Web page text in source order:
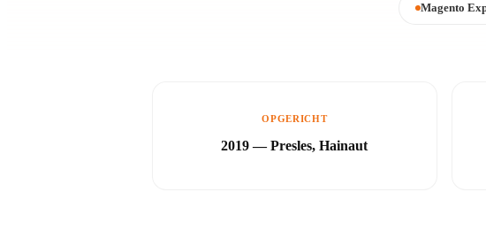
Magento
OPGERICHT
2019 — Presles, Hainaut